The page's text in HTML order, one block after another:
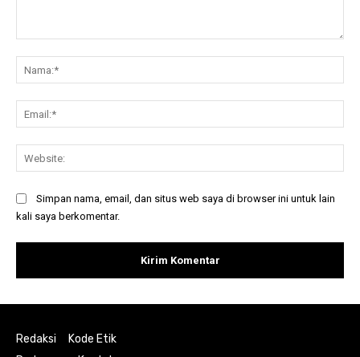
Simpan nama, email, dan situs web saya di browser ini untuk lain
kali saya berkomentar.
Redaksi
Kode Etik